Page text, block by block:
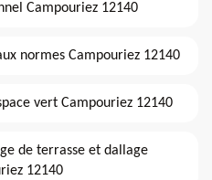
Campouriez 12140
normes Campouriez 12140
vert Campouriez 12140
de terrasse et dallage
12140